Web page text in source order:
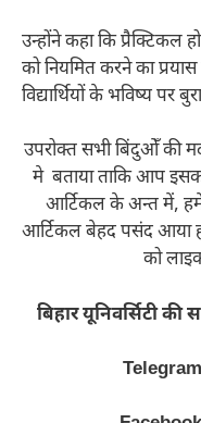
उन्होंने कहा कि प्रैक्टिकल
को नियमित करने का
विद्यार्थियों के भविष्य पर
उपरोक्त सभी बिंदुओँ की
मे बताया ताकि आप
आर्टिकल के अन्त में, हमें
आर्टिकल बेहद पसंद आया
को
बिहार यूनिवर्सिटी